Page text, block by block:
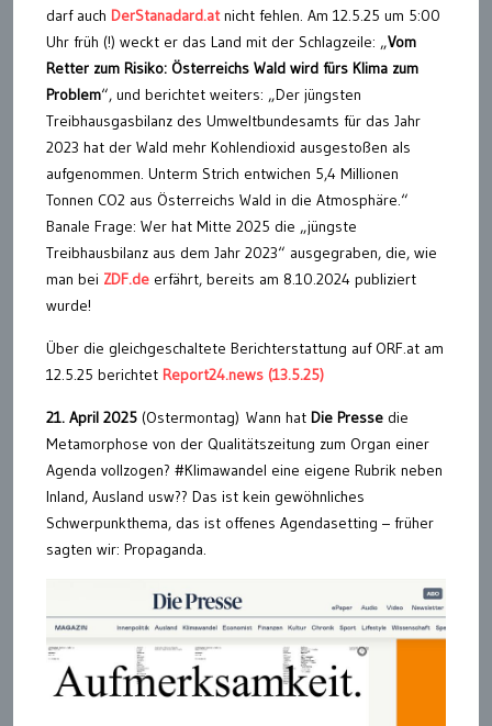
darf auch DerStanadard.atnicht fehlen. Am 12.5.25 um 5:00
Uhr früh (!) weckt er das Land mit der Schlagzeile: „Vom
Retter zum Risiko: Österreichs Wald wird fürs Klima zum
Problem“, und berichtet weiters: „Der jüngsten
Treibhausgasbilanz des Umweltbundesamts für das Jahr
2023 hat der Wald mehr Kohlendioxid ausgestoßen als
aufgenommen. Unterm Strich entwichen 5,4 Millionen
Tonnen CO2 aus Österreichs Wald in die Atmosphäre.“
Banale Frage: Wer hat Mitte 2025 die „jüngste
Treibhausbilanz aus dem Jahr 2023“ ausgegraben, die, wie
man bei ZDF.de erfährt, bereits am 8.10.2024 publiziert
wurde!
Über die gleichgeschaltete Berichterstattung auf ORF.at am
12.5.25 berichtet Report24.news (13.5.25)
21. April 2025 (Ostermontag) Wann hat Die Presse die
Metamorphose von der Qualitätszeitung zum Organ einer
Agenda vollzogen? #Klimawandel eine eigene Rubrik neben
Inland, Ausland usw?? Das ist kein gewöhnliches
Schwerpunkthema, das ist offenes Agendasetting – früher
sagten wir: Propaganda.